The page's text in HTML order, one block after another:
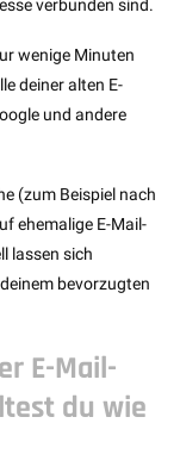
verbunden sind.
wenige Minuten
deiner alten E-
und andere
(zum Beispiel nach
ehemalige E-Mail-
lassen sich
bevorzugten
E-Mail-
du wie